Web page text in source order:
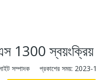
1300 স্বয়ংক্রিয়
সম্পাদক প্রকাশের সময়: